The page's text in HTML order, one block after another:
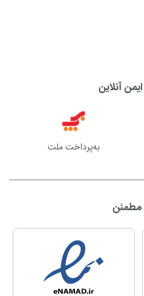
آنلاین
به‌پرداخت ملت
مطمئن